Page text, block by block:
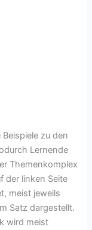
zu den
Lernende
Themenkomplex
der linken Seite
meist jeweils
Satz dargestellt.
wird meist